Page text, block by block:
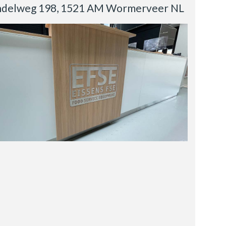
198, 1521 AM Wormerveer NL